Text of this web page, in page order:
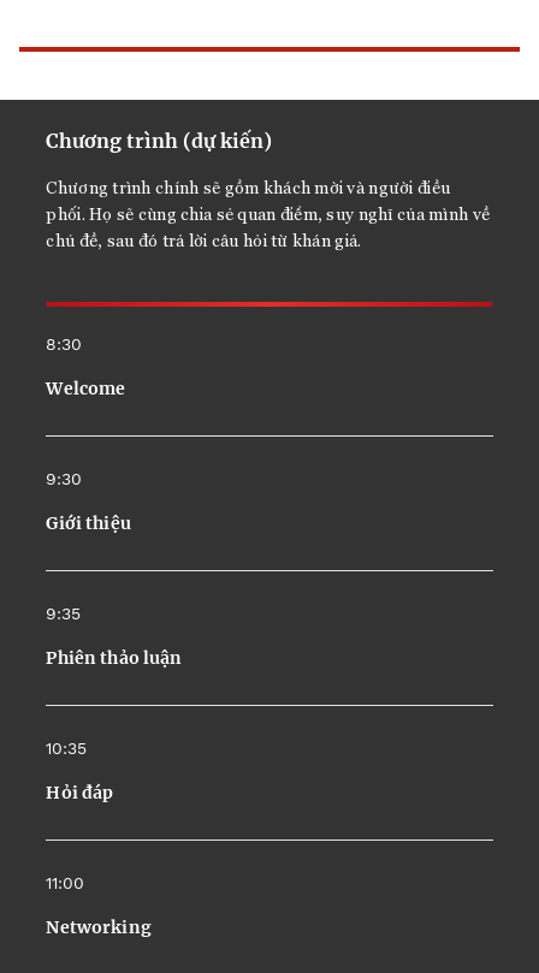
Chương trình (dự kiến)
Chương trình chính sẽ gồm khách mời và người điều
phối. Họ sẽ cùng chia sẻ quan điểm, suy nghĩ của mình về
chủ đề, sau đó trả lời câu hỏi từ khán giả.
8:30
Welcome
9:30
Giới thiệu
9:35
Phiên thảo luận
10:35
Hỏi đáp
11:00
Networking